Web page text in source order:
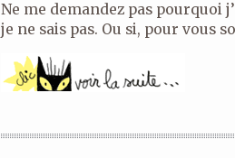
Ne me demandez pas pourquoi
je ne sais pas. Ou si, pour vous